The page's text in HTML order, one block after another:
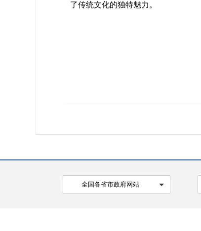
了传统文化的独特魅力。
全国各省市政府网站